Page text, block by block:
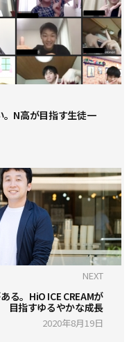
N高が目指す生徒一
NEXT
る。HiO ICE CREAMが
目指すゆるやかな成長
2020年8月19日